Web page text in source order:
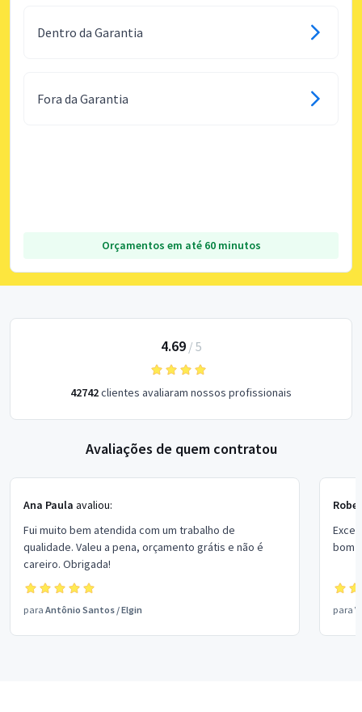
Dentro da Garantia
Fora da Garantia
Orçamentos em até 60 minutos
4.69/ 5
42742clientes avaliaram nossos profissionais
Avaliações de quem contratou
Ana Paula avaliou:
Fui muito bem atendida com um trabalho de
qualidade. Valeu a pena, orçamento grátis e não é
careiro. Obrigada!
para Antônio Santos /Elgin
bom
para